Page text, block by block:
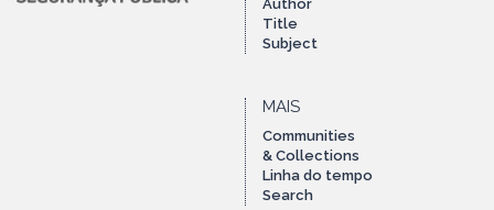
Author
Title
Subject
MAIS
Communities
& Collections
Linha do tempo
Search